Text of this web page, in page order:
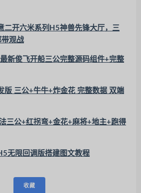
二开六米系列H5神兽先锋大厅，三
观战
新俊飞开船三公完整源码组件+完整
版 三公+牛牛+炸金花 完整数据 双端
三公+红拐弯+金花+麻将+地主+跑得
无限回调版搭建图文教程
收藏